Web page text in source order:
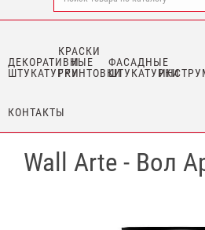
ДЕКОРАТИВНЫЕ
ШТУКАТУРКИ
КРАСКИ
И
ГРУНТОВКИ
ФАСАДНЫЕ
ШТУКАТУРКИ
КОНТАКТЫ
Wall Arte - Вол